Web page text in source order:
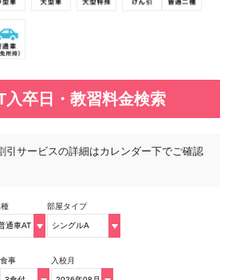
入卒日・教習料金検索
引サービスの詳細はカレンダー下でご確認
部屋タイプ
食事 入校月